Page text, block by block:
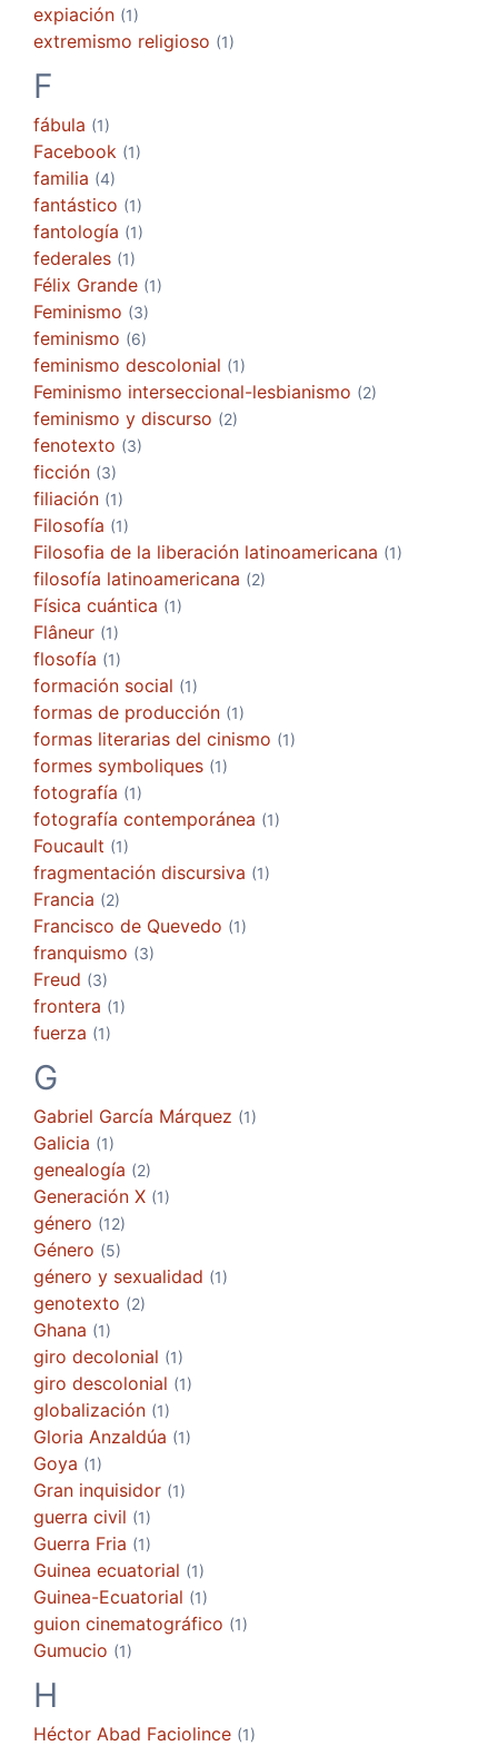
expiación (1)
extremismo religioso (1)
F
fábula (1)
Facebook (1)
familia (4)
fantástico (1)
fantología (1)
federales (1)
Félix Grande (1)
Feminismo (3)
feminismo (6)
feminismo descolonial (1)
Feminismo interseccional-lesbianismo (2)
feminismo y discurso (2)
fenotexto (3)
ficción (3)
filiación (1)
Filosofía (1)
Filosofia de la liberación latinoamericana (1)
filosofía latinoamericana (2)
Física cuántica (1)
Flâneur (1)
flosofía (1)
formación social (1)
formas de producción (1)
formas literarias del cinismo (1)
formes symboliques (1)
fotografía (1)
fotografía contemporánea (1)
Foucault (1)
fragmentación discursiva (1)
Francia (2)
Francisco de Quevedo (1)
franquismo (3)
Freud (3)
frontera (1)
fuerza (1)
G
Gabriel García Márquez (1)
Galicia (1)
genealogía (2)
Generación X (1)
género (12)
Género (5)
género y sexualidad (1)
genotexto (2)
Ghana (1)
giro decolonial (1)
giro descolonial (1)
globalización (1)
Gloria Anzaldúa (1)
Goya (1)
Gran inquisidor (1)
guerra civil (1)
Guerra Fria (1)
Guinea ecuatorial (1)
Guinea-Ecuatorial (1)
guion cinematográfico (1)
Gumucio (1)
H
Héctor Abad Faciolince (1)